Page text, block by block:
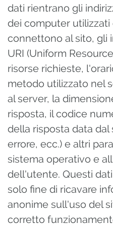
dati rientrano gli
dei computer
connettono al sito, gli
URI (Uniform
risorse richieste,
metodo utilizzato nel
al server, la
risposta, il codice
della risposta data dal
errore, ecc.) e altri
sistema operativo e
dell'utente. Questi
solo fine di ricavare
anonime sull'uso del
corretto